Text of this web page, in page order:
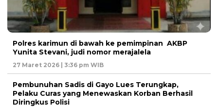
Polres karimun di bawah ke pemimpinan AKBP
Yunita Stevani, judi nomor merajalela
27 Maret 2026 | 3:36 pm WIB
Pembunuhan Sadis di Gayo Lues Terungkap,
Pelaku Curas yang Menewaskan Korban Berhasil
Diringkus Polisi